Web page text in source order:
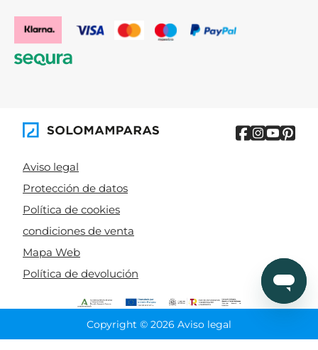
Aviso legal
Protección de datos
Política de cookies
condiciones de venta
Mapa Web
Política de devolución
Copyright © 2026 Aviso legal